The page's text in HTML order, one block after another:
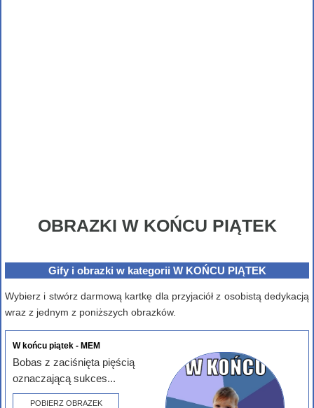
OBRAZKI W KOŃCU PIĄTEK
Gify i obrazki w kategorii W KOŃCU PIĄTEK
Wybierz i stwórz darmową kartkę dla przyjaciół z osobistą dedykacją
wraz z jednym z poniższych obrazków.
W końcu piątek - MEM
Bobas z zaciśnięta pięścią
oznaczającą sukces...
POBIERZ OBRAZEK